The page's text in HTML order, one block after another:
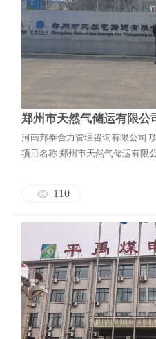
郑州市天然气储运有限公
河南邦泰合力管理咨询有限公司
项目名称 郑州市天然气储运有限
110